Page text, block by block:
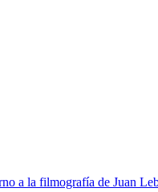
a la filmografía de Juan